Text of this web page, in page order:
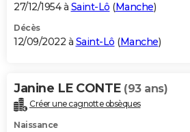
27/12/1954 à Saint-Lô (Manche)
Décès
12/09/2022 à Saint-Lô (Manche)
Janine LE CONTE (93 ans)
Créer une cagnotte obsèques
Naissance